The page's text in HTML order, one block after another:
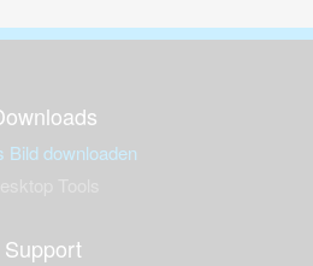
Bild downloaden
Support